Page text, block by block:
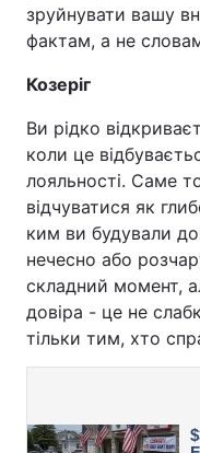
зруйнувати вашу
фактам, а не
Козеріг
Ви рідко
коли це
лояльності. Саме
відчуватися як
ким ви будували
нечесно або
складний момент,
довіра - це не
тільки тим, хто